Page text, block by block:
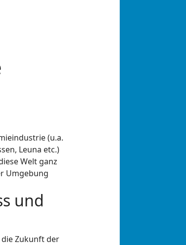
(u.a.
Leuna etc.)
Welt ganz
Umgebung
und
die Zukunft der